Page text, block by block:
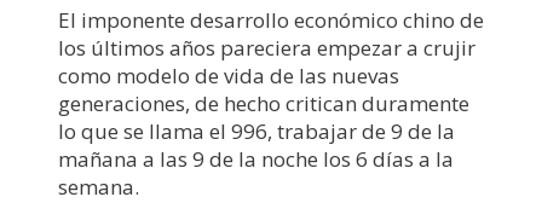
El imponente desarrollo económico chino de
los últimos años pareciera empezar a crujir
como modelo de vida de las nuevas
generaciones, de hecho critican duramente
lo que se llama el 996, trabajar de 9 de la
mañana a las 9 de la noche los 6 días a la
semana.